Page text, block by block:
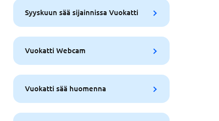
Syyskuun sää sijainnissa Vuokatti
Vuokatti Webcam
Vuokatti sää huomenna